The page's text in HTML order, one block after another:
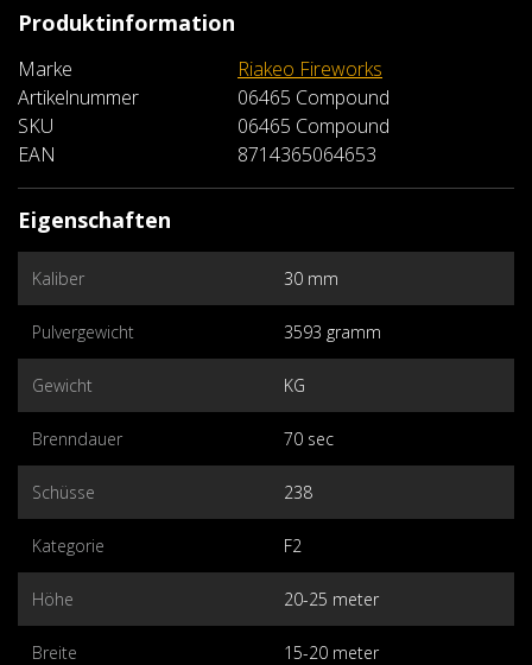
Produktinformation
Marke
Riakeo Fireworks
Artikelnummer
06465 Compound
SKU
06465 Compound
EAN
8714365064653
Eigenschaften
Kaliber 30 mm
Pulvergewicht 3593 gramm
Gewicht KG
Brenndauer 70 sec
Schüsse 238
Kategorie F2
Höhe 20-25 meter
Breite 15-20 meter